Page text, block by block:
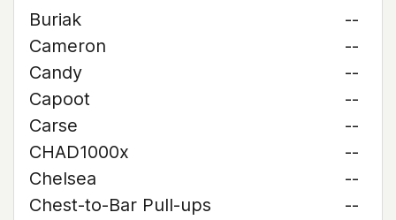
Buriak
--
Cameron
--
Candy
--
Capoot
--
Carse
--
CHAD1000x
--
Chelsea
--
Chest-to-Bar Pull-ups
--